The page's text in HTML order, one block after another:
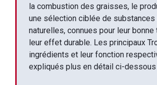
la combustion des graisses, le
une sélection ciblée de substances
naturelles, connues pour leur
leur effet durable. Les principaux
ingrédients et leur fonction
expliqués plus en détail ci-dessous